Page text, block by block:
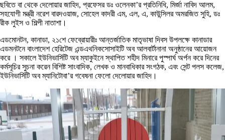
ছবিতে বা থেকে দেলোয়ার জাহিদ, প্রফেসর ডঃ ওলেনকা’র প্রতিনিধি, মির্জা নাবিদ আলম,
সহযোগী মন্ত্রী নরেশ বারদওয়াজ, সোহেল কাদরী এম, এল, এ, কাউন্সিলর অমরজিত সুহি, ডঃ
রীক লুইস ও শিল্পী নাতাশা।
এডমোনটন, কানাডা, ২১শে ফেব্রোয়ারীঃ আন্তর্জাতিক মাতৃভাষা দিবস উপলক্ষে কানাডার
এডমনটনে বাংলাদেশ হেরিটেজ এন্ডএথনিকসোসাইটি অব আলবার্টানানা অনুষ্ঠানের আয়োজন
করে । সকালে ইউনিভার্সিটি অব ম্যাকুইনে স্থাপিত শহীদ মিনারে পুস্পার্ঘ অর্পন করে দিনের
কর্মসূচির সুচনা করেন বিশিষ্ট সাংবাদিক, লেখক ও মানবাধিকার সংগঠক, এবং সেন্ট পলস কলেজ,
ইউনিভার্সিটি অব ম্যানিটোবা’র গবেষনা ফেলো দেলোয়ার জাহিদ।